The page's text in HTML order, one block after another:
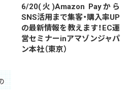
6/20(火)Amazon Payから
SNS活用まで集客・購入率UP
の最新情報を教えます！EC運
営セミナーinアマゾンジャパ
ン本社（東京）